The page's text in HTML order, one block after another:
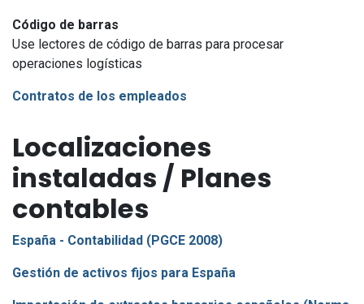
Código de barras
Use lectores de código de barras para procesar
operaciones logísticas
Contratos de los empleados
Localizaciones
instaladas / Planes
contables
España - Contabilidad (PGCE 2008)
Gestión de activos fijos para España